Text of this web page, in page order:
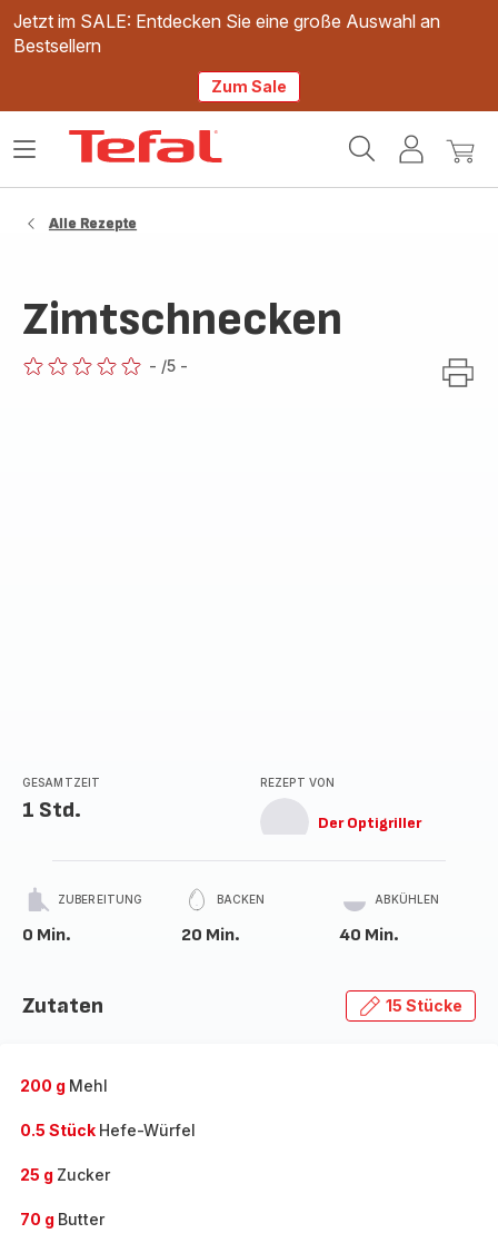
Jetzt im SALE: Entdecken Sie eine große Auswahl an
Bestsellern
Zum Sale
Mein
Mein
Das
Alle Rezepte
Zimtschnecken
- /5 -
GESAMTZEIT
1 Std.
REZEPT VON
Der Optigriller
ZUBEREITUNG
0 Min.
BACKEN
20 Min.
ABKÜHLEN
40 Min.
Zutaten 15 Stücke
200 g Mehl
0.5 Stück Hefe-Würfel
25 g Zucker
70 g Butter